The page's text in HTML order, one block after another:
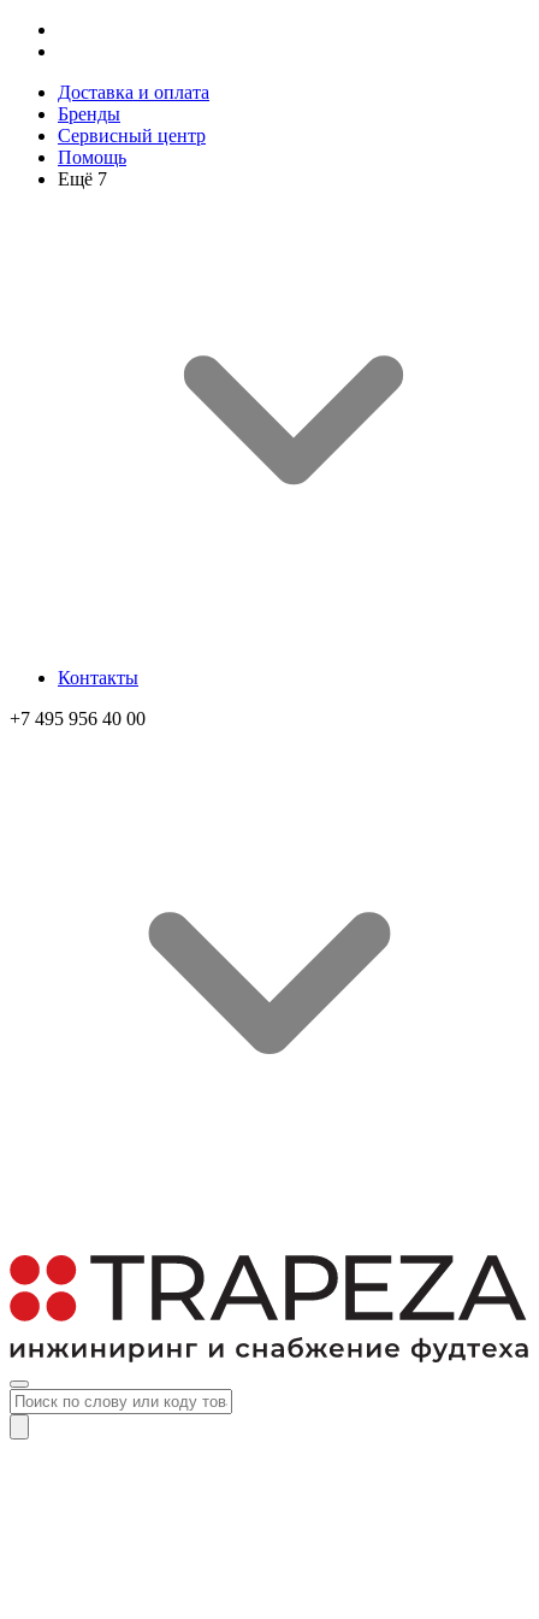
Доставка и оплата
Бренды
Сервисный центр
Помощь
Ещё 7
Контакты
+7 495 956 40 00